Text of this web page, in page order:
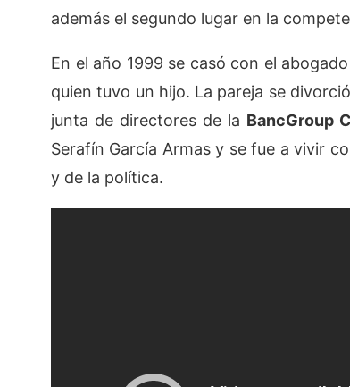
además el segundo lugar en la
En el año 1999 se casó con el
quien tuvo un hijo. La pareja se
junta de directores de la BancGroup
Serafín García Armas y se fue a vivir
y de la política.